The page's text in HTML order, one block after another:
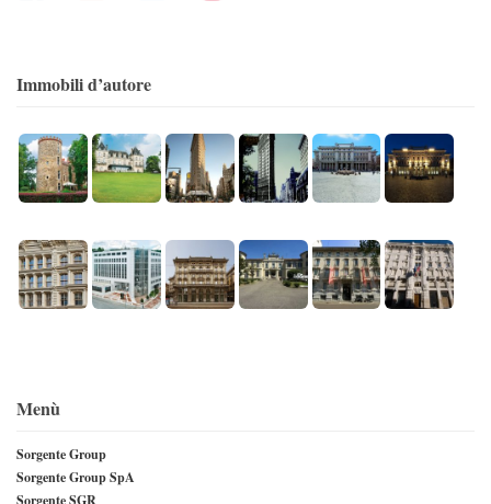
Immobili d’autore
Menù
Sorgente Group
Sorgente Group SpA